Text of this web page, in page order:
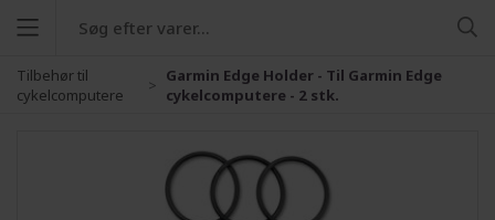
Tilbehør til
cykelcomputere
Garmin Edge Holder - Til Garmin Edge
cykelcomputere - 2 stk.